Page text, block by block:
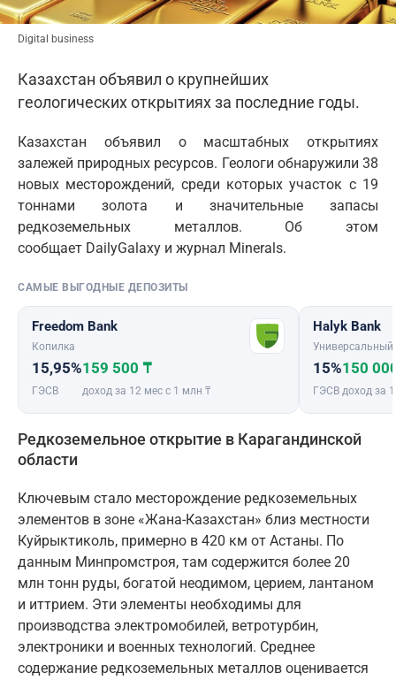
Digital business
Казахстан объявил о крупнейших
геологических открытиях за последние годы.
Казахстан объявил о масштабных открытиях
залежей природных ресурсов. Геологи обнаружили 38
новых месторождений, среди которых участок с 19
тоннами золота и значительные запасы
редкоземельных металлов. Об этом
сообщает DailyGalaxy и журнал Minerals.
САМЫЕ ВЫГОДНЫЕ ДЕПОЗИТЫ
Freedom Bank
Копилка
15,95%
ГЭСВ
159 500 ₸
доход за 12 мес с 1 млн ₸
Halyk Bank
Универсальный
15%
ГЭСВ
150
доход за
Редкоземельное открытие в Карагандинской
области
Ключевым стало месторождение редкоземельных
элементов в зоне «Жана-Казахстан» близ местности
Куйрыктиколь, примерно в 420 км от Астаны. По
данным Минпромстроя, там содержится более 20
млн тонн руды, богатой неодимом, церием, лантаном
и иттрием. Эти элементы необходимы для
производства электромобилей, ветротурбин,
электроники и военных технологий. Среднее
содержание редкоземельных металлов оценивается